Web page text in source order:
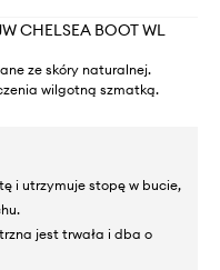
CHELSEA BOOT WL
ze skóry naturalnej.
wilgotną szmatką.
i utrzymuje stopę w bucie,
jest trwała i dba o